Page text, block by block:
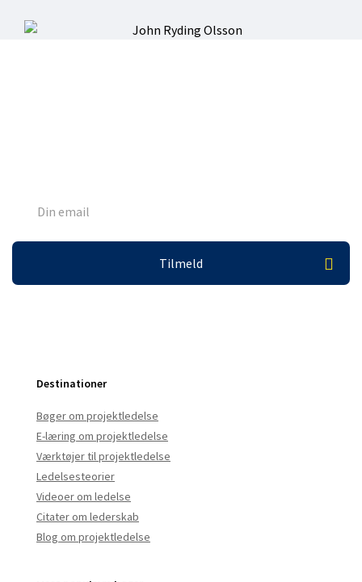
Destinationer
Bøger om projektledelse
E-læring om projektledelse
Værktøjer til projektledelse
Ledelsesteorier
Videoer om ledelse
Citater om lederskab
Blog om projektledelse